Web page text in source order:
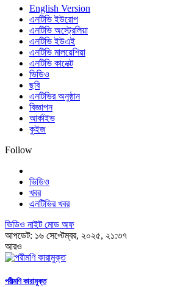
English Version
এনটিভি ইউরোপ
এনটিভি অস্ট্রেলিয়া
এনটিভি ইউএই
এনটিভি মালয়েশিয়া
এনটিভি কানেক্ট
ভিডিও
ছবি
এনটিভির অনুষ্ঠান
বিজ্ঞাপন
আর্কাইভ
কুইজ
Follow
ভিডিও
খবর
এনটিভির খবর
ভিডিও নাইট মোড অফ
আপডেট: ১৬ সেপ্টেম্বর, ২০২৫, ২১:৩৭
আরও
পরীমণি কারামুক্ত